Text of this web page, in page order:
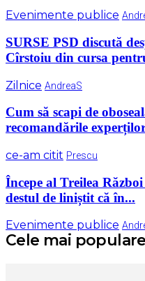
Evenimente publice
SURSE PSD discută
Cîrstoiu din cursa
Zilnice AndreaS
Cum să scapi de
recomandările
ce-am citit Prescu
Începe al Treilea
destul de liniștit că în...
Evenimente publice
Cele mai